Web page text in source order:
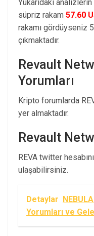
Yukarıdaki
süpriz rakam 57.60
rakamı gördüyseniz
çıkmaktadır.
Revault
Yorumları
Kripto forumlarda
yer almaktadır.
Revault
REVA twitter
ulaşabilirsiniz.
Detaylar
Yorumları ve